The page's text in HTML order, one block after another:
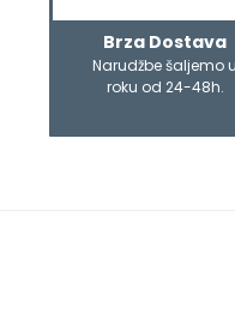
Brza Dostava
Narudžbe šaljemo u
roku od 24-48h.